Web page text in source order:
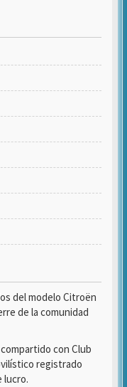
del modelo Citroën
de la comunidad
con Club
registrado
lucro.